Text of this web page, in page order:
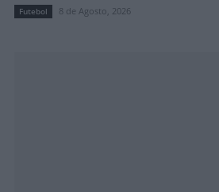
Futebol 8 de Agosto, 2026